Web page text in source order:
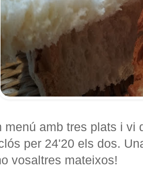
menú amb tres plats i
per 24'20 els dos.
vosaltres mateixos!